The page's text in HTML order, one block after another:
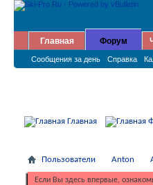
Главная Форум
Сообщения за день Справка
Главная
Пользователи Anton
Если Вы здесь впервые,